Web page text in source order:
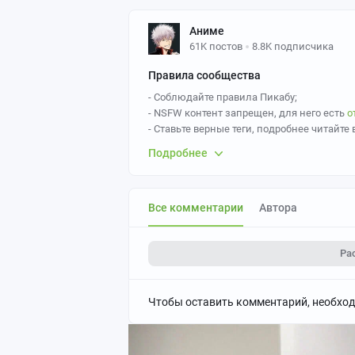
Аниме
61K постов 8.8K подписчика
Правила сообщества
- Соблюдайте правила Пикабу;
- NSFW контент запрещен, для него есть
- Ставьте верные теги, подробнее читайте
Так же желательно указывать персонажа
- Если вы постите картинки, созданные с
нейросетей";
Подробнее
Все комментарии Автора
Чтобы оставить комментарий,